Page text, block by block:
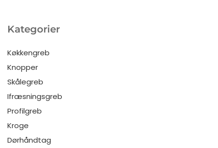
Kategorier
Køkkengreb
Knopper
Skålegreb
Ifræsningsgreb
Profilgreb
Kroge
Dørhåndtag